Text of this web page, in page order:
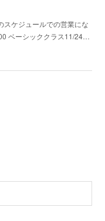
スケジュールでの営業にな
ベーシッククラス11/24…